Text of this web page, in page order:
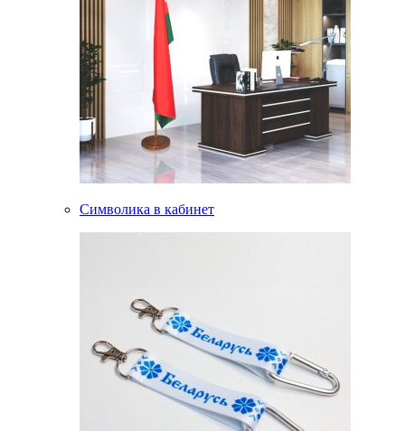
Символика в кабинет